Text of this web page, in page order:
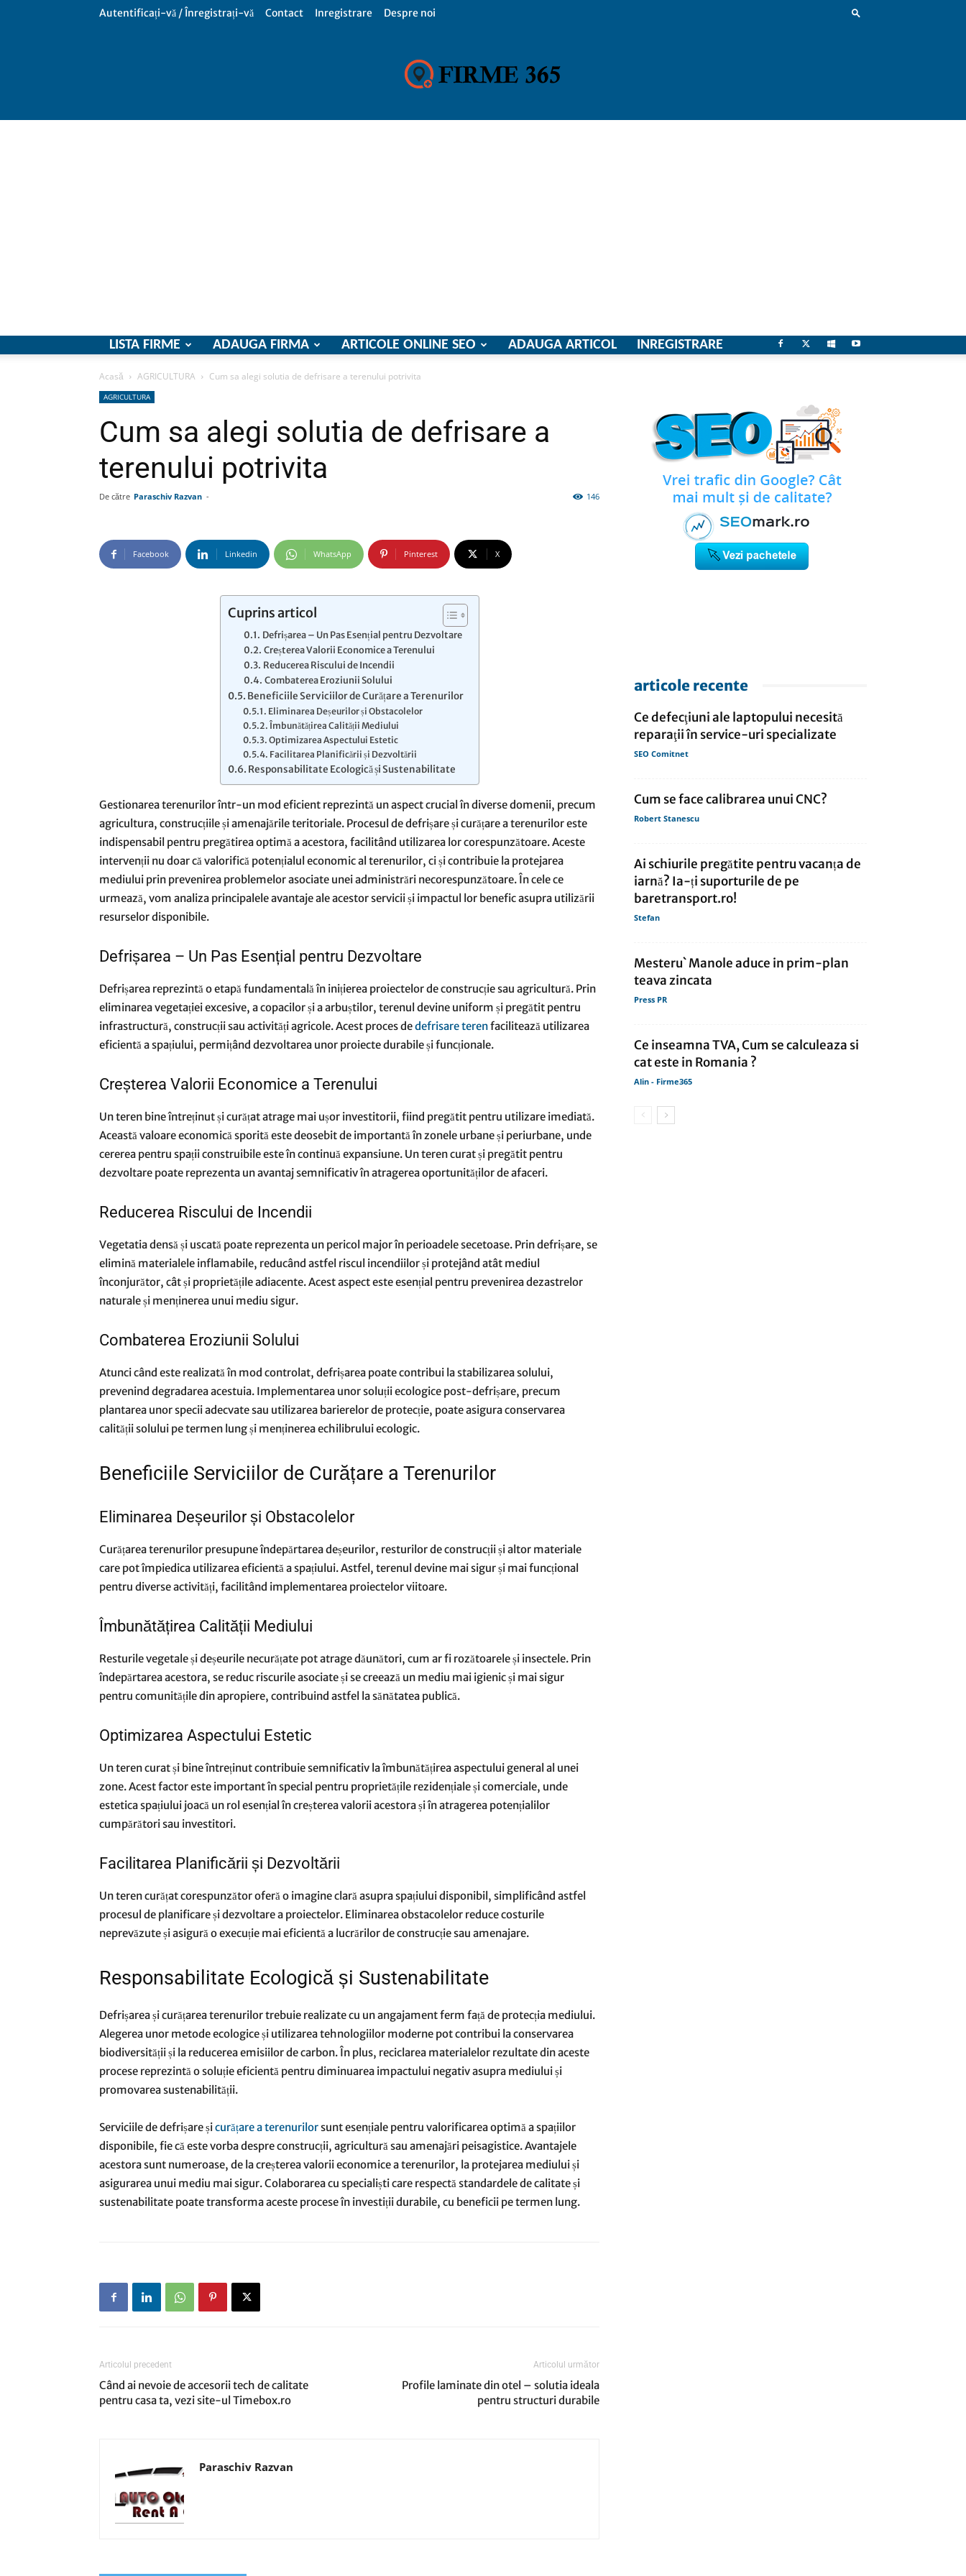
Autentificați-vă / Înregistrați-vă Contact Inregistrare Despre noi
LISTA FIRME ADAUGA FIRMA ARTICOLE ONLINE SEO ADAUGA ARTICOL INREGISTRARE
Acasă AGRICULTURA Cum sa alegi solutia de defrisare a terenului potrivita
AGRICULTURA
Cum sa alegi solutia de defrisare a
terenului potrivita
De către Paraschiv Razvan - 146
Facebook Linkedin WhatsApp Pinterest X
Cuprins articol
Defrișarea – Un Pas Esențial pentru Dezvoltare
Creșterea Valorii Economice a Terenului
Reducerea Riscului de Incendii
Combaterea Eroziunii Solului
Beneficiile Serviciilor de Curățare a Terenurilor
Eliminarea Deșeurilor și Obstacolelor
Îmbunătățirea Calității Mediului
Optimizarea Aspectului Estetic
Facilitarea Planificării și Dezvoltării
Responsabilitate Ecologică și Sustenabilitate
Gestionarea terenurilor într-un mod eficient reprezintă un aspect crucial în diverse domenii, precum
agricultura, construcțiile și amenajările teritoriale. Procesul de defrișare și curățare a terenurilor este
indispensabil pentru pregătirea optimă a acestora, facilitând utilizarea lor corespunzătoare. Aceste
intervenții nu doar că valorifică potențialul economic al terenurilor, ci și contribuie la protejarea
mediului prin prevenirea problemelor asociate unei administrări necorespunzătoare. În cele ce
urmează, vom analiza principalele avantaje ale acestor servicii și impactul lor benefic asupra utilizării
resurselor disponibile.
Defrișarea – Un Pas Esențial pentru Dezvoltare
Defrișarea reprezintă o etapă fundamentală în inițierea proiectelor de construcție sau agricultură. Prin
eliminarea vegetației excesive, a copacilor și a arbuștilor, terenul devine uniform și pregătit pentru
infrastructură, construcții sau activități agricole. Acest proces dedefrisare terenfacilitează utilizarea
eficientă a spațiului, permițând dezvoltarea unor proiecte durabile și funcționale.
Creșterea Valorii Economice a Terenului
Un teren bine întreținut și curățat atrage mai ușor investitorii, fiind pregătit pentru utilizare imediată.
Această valoare economică sporită este deosebit de importantă în zonele urbane și periurbane, unde
cererea pentru spații construibile este în continuă expansiune. Un teren curat și pregătit pentru
dezvoltare poate reprezenta un avantaj semnificativ în atragerea oportunităților de afaceri.
Reducerea Riscului de Incendii
Vegetatia densă și uscată poate reprezenta un pericol major în perioadele secetoase. Prin defrișare, se
elimină materialele inflamabile, reducând astfel riscul incendiilor și protejând atât mediul
înconjurător, cât și proprietățile adiacente. Acest aspect este esențial pentru prevenirea dezastrelor
naturale și menținerea unui mediu sigur.
Combaterea Eroziunii Solului
Atunci când este realizată în mod controlat, defrișarea poate contribui la stabilizarea solului,
prevenind degradarea acestuia. Implementarea unor soluții ecologice post-defrișare, precum
plantarea unor specii adecvate sau utilizarea barierelor de protecție, poate asigura conservarea
calității solului pe termen lung și menținerea echilibrului ecologic.
Beneficiile Serviciilor de Curățare a Terenurilor
Eliminarea Deșeurilor și Obstacolelor
Curățarea terenurilor presupune îndepărtarea deșeurilor, resturilor de construcții și altor materiale
care pot împiedica utilizarea eficientă a spațiului. Astfel, terenul devine mai sigur și mai funcțional
pentru diverse activități, facilitând implementarea proiectelor viitoare.
Îmbunătățirea Calității Mediului
Resturile vegetale și deșeurile necurățate pot atrage dăunători, cum ar fi rozătoarele și insectele. Prin
îndepărtarea acestora, se reduc riscurile asociate și se creează un mediu mai igienic și mai sigur
pentru comunitățile din apropiere, contribuind astfel la sănătatea publică.
Optimizarea Aspectului Estetic
Un teren curat și bine întreținut contribuie semnificativ la îmbunătățirea aspectului general al unei
zone. Acest factor este important în special pentru proprietățile rezidențiale și comerciale, unde
estetica spațiului joacă un rol esențial în creșterea valorii acestora și în atragerea potențialilor
cumpărători sau investitori.
Facilitarea Planificării și Dezvoltării
Un teren curățat corespunzător oferă o imagine clară asupra spațiului disponibil, simplificând astfel
procesul de planificare și dezvoltare a proiectelor. Eliminarea obstacolelor reduce costurile
neprevăzute și asigură o execuție mai eficientă a lucrărilor de construcție sau amenajare.
Responsabilitate Ecologică și Sustenabilitate
Defrișarea și curățarea terenurilor trebuie realizate cu un angajament ferm față de protecția mediului.
Alegerea unor metode ecologice și utilizarea tehnologiilor moderne pot contribui la conservarea
biodiversității și la reducerea emisiilor de carbon. În plus, reciclarea materialelor rezultate din aceste
procese reprezintă o soluție eficientă pentru diminuarea impactului negativ asupra mediului și
promovarea sustenabilității.
Serviciile de defrișare șicurățare a terenurilorsunt esențiale pentru valorificarea optimă a spațiilor
disponibile, fie că este vorba despre construcții, agricultură sau amenajări peisagistice. Avantajele
acestora sunt numeroase, de la creșterea valorii economice a terenurilor, la protejarea mediului și
asigurarea unui mediu mai sigur. Colaborarea cu specialiști care respectă standardele de calitate și
sustenabilitate poate transforma aceste procese în investiții durabile, cu beneficii pe termen lung.
Articolul precedent
Când ai nevoie de accesorii tech de calitate
pentru casa ta, vezi site-ul Timebox.ro
Articolul următor
Profile laminate din otel – solutia ideala
pentru structuri durabile
Paraschiv Razvan
articole recente
Ce defecţiuni ale laptopului necesită
reparaţii în service-uri specializate
SEO Comitnet
Cum se face calibrarea unui CNC?
Robert Stanescu
Ai schiurile pregătite pentru vacanța de
iarnă? Ia-ți suporturile de pe
baretransport.ro!
Stefan
Mesteru` Manole aduce in prim-plan
teava zincata
Press PR
Ce inseamna TVA, Cum se calculeaza si
cat este in Romania ?
Alin - Firme365